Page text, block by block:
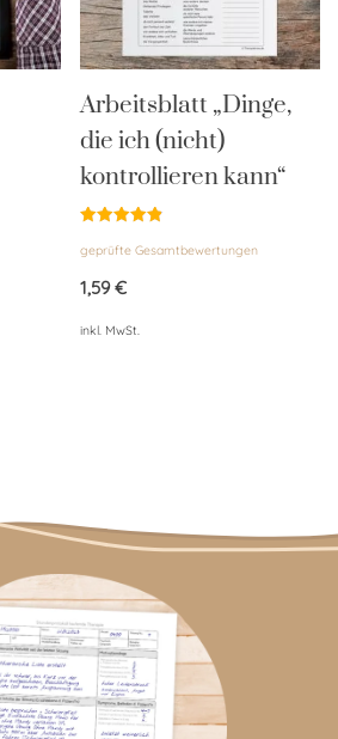
Arbeitsblatt „Dinge,
die ich (nicht)
kontrollieren kann“
mit
von 5
geprüfte Gesamtbewertungen
1,59€
inkl. MwSt.